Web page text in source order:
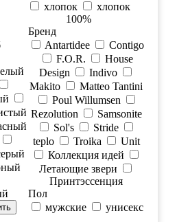
хлопок
хлопок
100%
Бренд
Antartidee
Contigo
F.O.R.
House
Design
Indivo
Makito
Matteo Tantini
Poul Willumsen
Rezolution
Samsonite
Sol's
Stride
teplo
Troika
Unit
Коллекция идей
Летающие звери
Принтэссенция
Пол
мужские
унисекс